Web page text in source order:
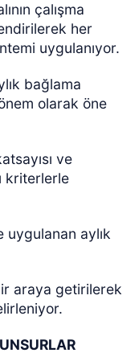
çalışma
her
uygulanıyor.
bağlama
olarak öne
ve
kriterlerle
uygulanan aylık
araya getirilerek